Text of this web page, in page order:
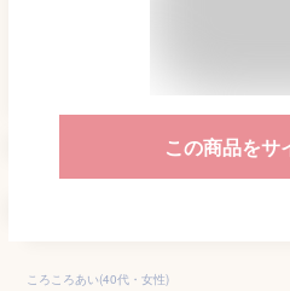
この商品をサ
ころころあい(40代・女性)